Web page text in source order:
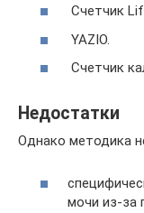
Счетчик
YAZIO.
Счетчик
Недостатки
Однако методика
мочи из-за